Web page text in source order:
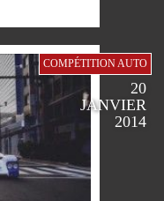
COMPÉTITION AUTO
20
JANVIER
2014